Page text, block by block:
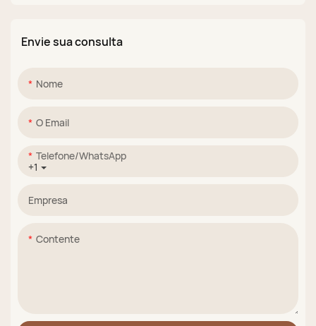
Envie sua consulta
Nome
O Email
+1
Telefone/WhatsApp
Empresa
Contente